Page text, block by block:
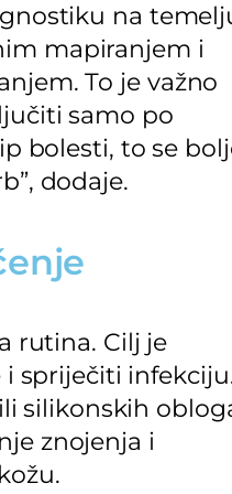
na
mapiranjem i
To je važno
samo po
bolesti, to se
dodaje.
rutina. Cilj je
spriječiti
silikonskih
znojenja i